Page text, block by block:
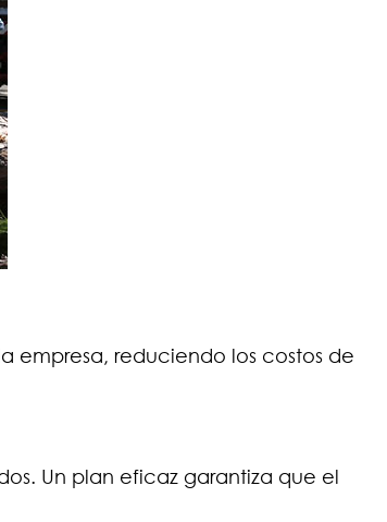
empresa, reduciendo los costos de
Un plan eficaz garantiza que el